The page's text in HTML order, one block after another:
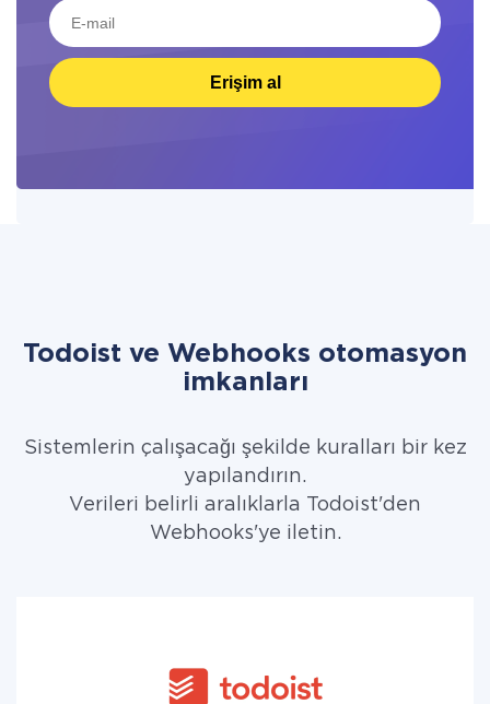
Erişim al
Todoist ve Webhooks otomasyon
imkanları
Sistemlerin çalışacağı şekilde kuralları bir kez
yapılandırın.
Verileri belirli aralıklarla Todoist'den
Webhooks'ye iletin.